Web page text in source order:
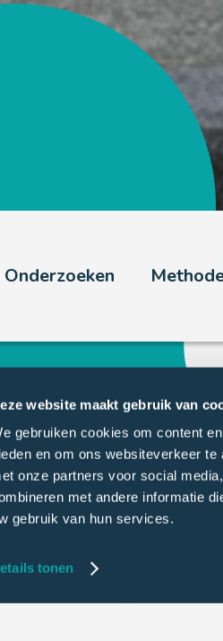
website maakt gebruik van
gebruiken cookies om content
en om ons websiteverkeer
onze partners voor social
met andere informatie
gebruik van hun services.
tonen
Onderzoeken
(SGL) wil ouderpanels
besproken. Inzicht in
om een